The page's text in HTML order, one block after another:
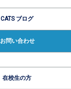
CATS ブログ
お問い合わせ
在校生の方